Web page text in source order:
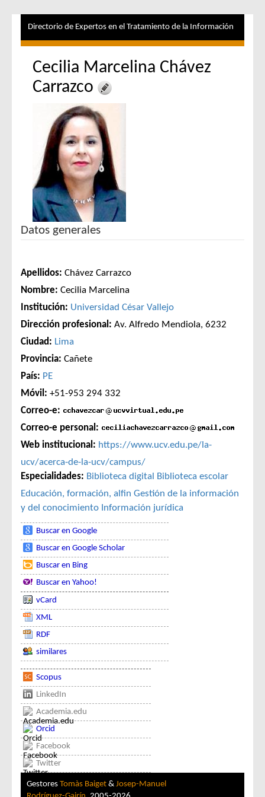
Directorio de Expertos en el Tratamiento de la Información
Cecilia Marcelina Chávez
Carrazco
Datos generales
Apellidos: Chávez Carrazco
Nombre: Cecilia Marcelina
Institución: Universidad César Vallejo
Dirección profesional: Av. Alfredo Mendiola, 6232
Ciudad: Lima
Provincia: Cañete
País: PE
Móvil: +51-953 294 332
Correo-e:
Correo-e personal:
Web institucional: https://www.ucv.edu.pe/la-
ucv/acerca-de-la-ucv/campus/
Especialidades: Biblioteca digital
Biblioteca escolar
Educación, formación, alfin Gestión de la información
y del conocimiento Información jurídica
Buscar en Google
Buscar en Google Scholar
Buscar en Bing
Buscar en Yahoo!
vCard
XML
RDF
similares
Scopus
LinkedIn
Academia.edu
Orcid
Facebook
Twitter
Gestores Tomàs Baiget & Josep-Manuel